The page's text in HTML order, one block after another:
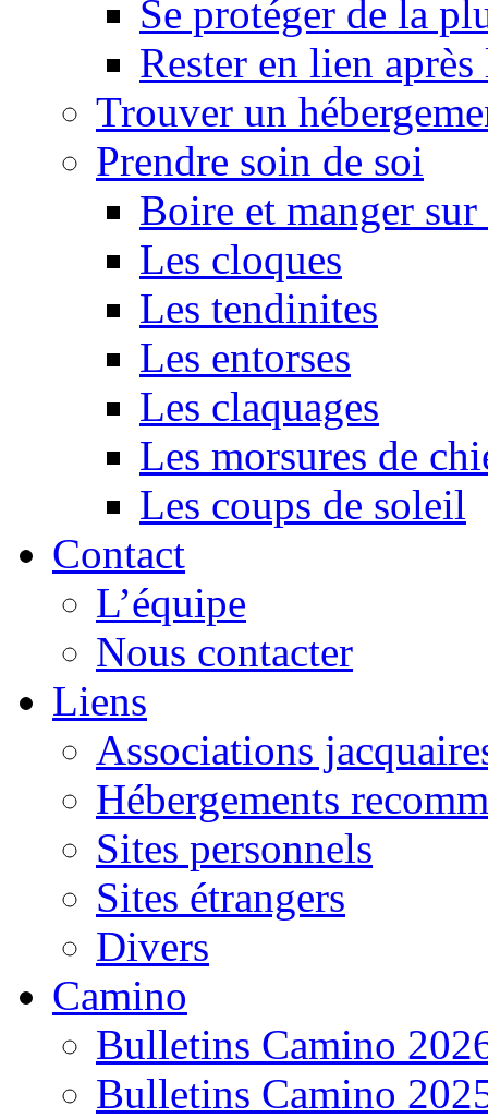
Se protéger de la
Rester en lien
Trouver un
Prendre soin de soi
Boire et manger
Les cloques
Les tendinites
Les entorses
Les claquages
Les morsures de
Les coups de soleil
Contact
L’équipe
Nous contacter
Liens
Associations
Hébergements
Sites personnels
Sites étrangers
Divers
Camino
Bulletins Camino
Bulletins Camino